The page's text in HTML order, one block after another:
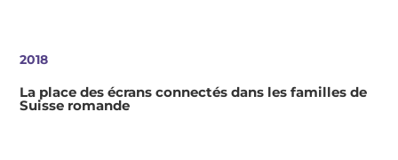
2018
La place des écrans connectés dans les familles de
Suisse romande